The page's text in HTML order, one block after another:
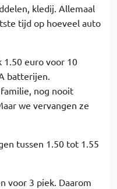
kledij. Allemaal
tijd op hoeveel auto
1.50 euro voor 10
batterijen.
familie, nog nooit
we vervangen ze
tussen 1.50 tot 1.55
voor 3 piek. Daarom